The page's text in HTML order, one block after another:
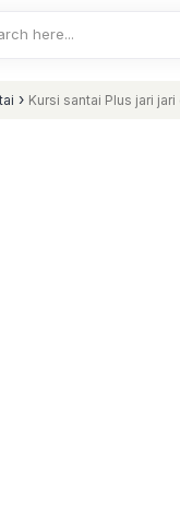
› Kursi santai Plus jari jari dudukan sandaran